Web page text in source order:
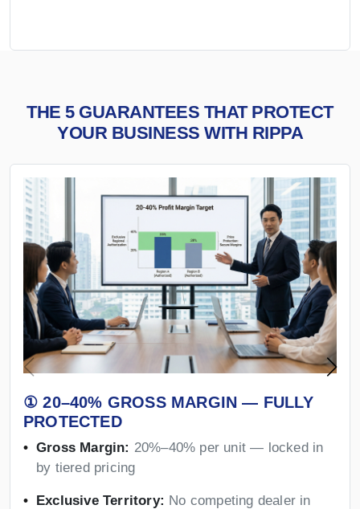
THE 5 GUARANTEES THAT PROTECT
YOUR BUSINESS WITH RIPPA
① 20–40% GROSS MARGIN — FULLY
PROTECTED
Gross Margin: 20%–40% per unit — locked in
by tiered pricing
Exclusive Territory: No competing dealer in